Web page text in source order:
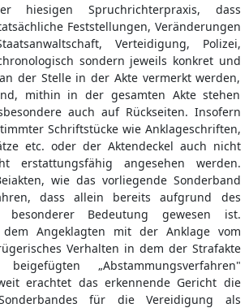
hiesigen Spruchrichterpraxis, dass
Feststellungen, Veränderungen
Verteidigung, Polizei,
sondern jeweils konkret und
der Stelle in der Akte vermerkt werden,
mithin in der gesamten Akte stehen
auch auf Rückseiten. Insofern
Schriftstücke wie Anklageschriften,
etc. oder der Aktendeckel auch nicht
erstattungsfähig angesehen werden.
wie das vorliegende Sonderband
dass allein bereits aufgrund des
besonderer Bedeutung gewesen ist.
Angeklagten mit der Anklage vom
Verhalten in dem der Strafakte
„Abstammungsverfahren"
erachtet das erkennende Gericht die
für die Vereidigung als